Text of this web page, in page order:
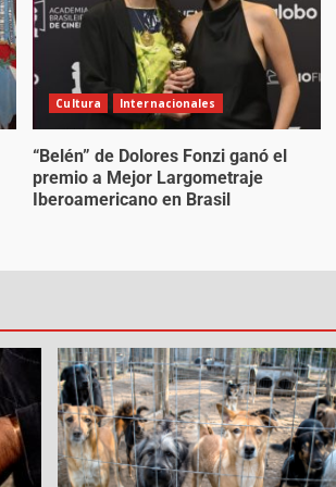
Cultura Internacionales
“Belén” de Dolores Fonzi ganó el
premio a Mejor Largometraje
Iberoamericano en Brasil